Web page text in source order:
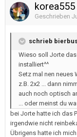
korea555
Geschrieben
schrieb
Wieso soll Jorte
installiert^^
Setz mal nen neues
z.B. 2x2 ... dann
auch noch optisch
... oder meinst du
bei Jorte hatte ich das
irgendwie nicht
Übrigens hatte ich